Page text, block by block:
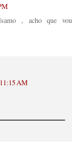
, acho que vou
AM